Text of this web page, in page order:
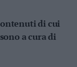
di cui
a cura di